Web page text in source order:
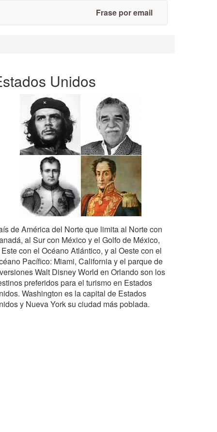
Frase por email
Unidos
de América del Norte que limita al Norte con
al Sur con México y el Golfo de México,
con el Océano Atlántico, y al Oeste con el
Pacífico: Miami, California y el parque de
Walt Disney World en Orlando son los
preferidos para el turismo en Estados
Washington es la capital de Estados
y Nueva York su ciudad más poblada.